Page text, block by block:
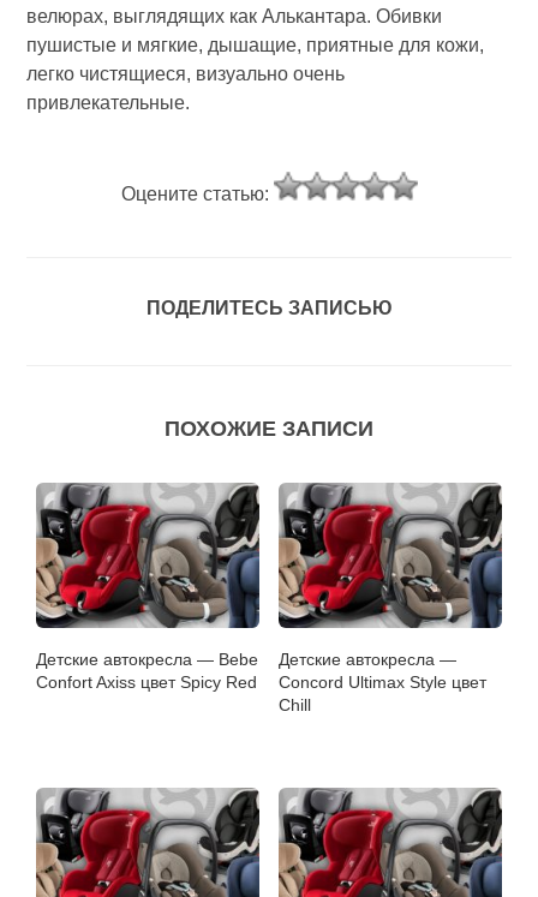
велюрах, выглядящих как Алькантара. Обивки
пушистые и мягкие, дышащие, приятные для кожи,
легко чистящиеся, визуально очень
привлекательные.
Оцените статью:
ПОДЕЛИТЕСЬ ЗАПИСЬЮ
ПОХОЖИЕ ЗАПИСИ
Детские автокресла — Bebe
Confort Axiss цвет Spicy Red
Детские автокресла —
Concord Ultimax Style цвет
Chill